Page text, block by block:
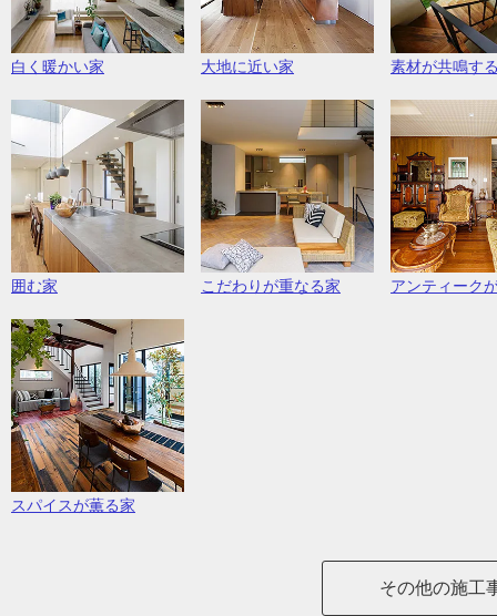
白く暖かい家 大地に近い家 素材が共鳴す
囲む家 こだわりが重なる家 アンティーク
スパイスが薫る家
その他の施工